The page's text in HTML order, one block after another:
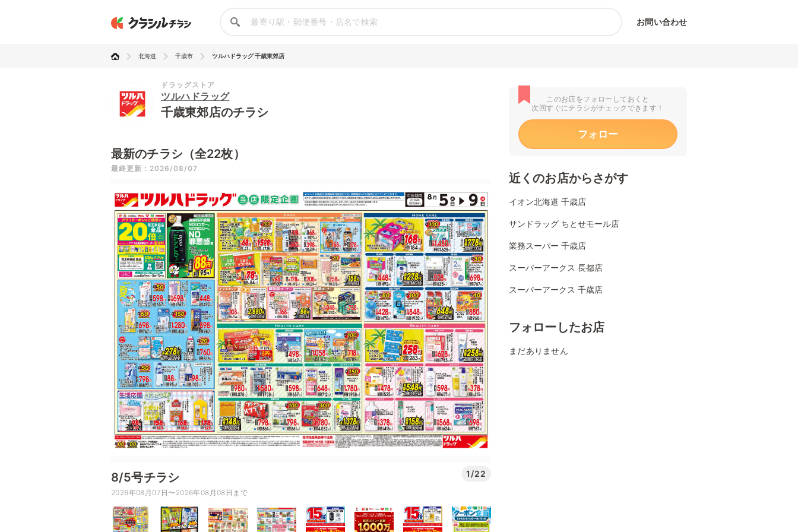
お問い合わせ
北海道 千歳市 ツルハドラッグ 千歳東郊店
ドラッグストア
ツルハドラッグ
千歳東郊店のチラシ
最新のチラシ（全22枚）
最終更新：2026/08/07
8/5号チラシ 1/22
2026年08月07日〜2026年08月08日まで
このお店をフォローしておくと
次回すぐにチラシがチェックできます！
フォロー
近くのお店からさがす
イオン北海道 千歳店
サンドラッグ ちとせモール店
業務スーパー 千歳店
スーパーアークス 長都店
スーパーアークス 千歳店
フォローしたお店
まだありません